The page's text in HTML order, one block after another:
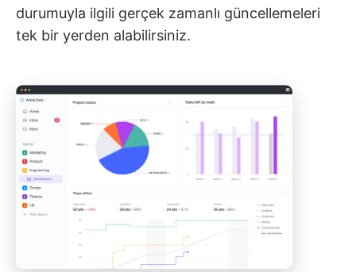
durumuyla ilgili gerçek zamanlı güncellemeleri
tek bir yerden alabilirsiniz.